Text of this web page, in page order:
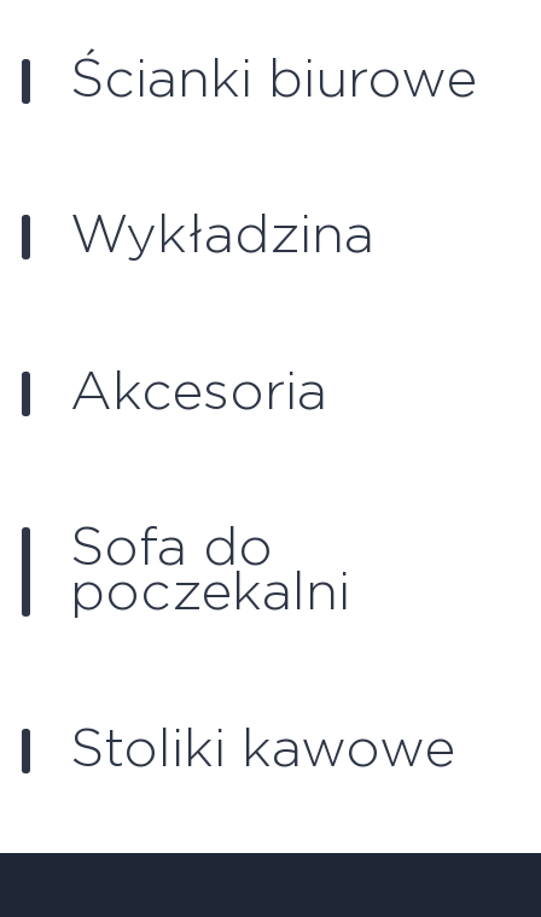
Ścianki biurowe
Wykładzina
Akcesoria
Sofa do
poczekalni
Stoliki kawowe